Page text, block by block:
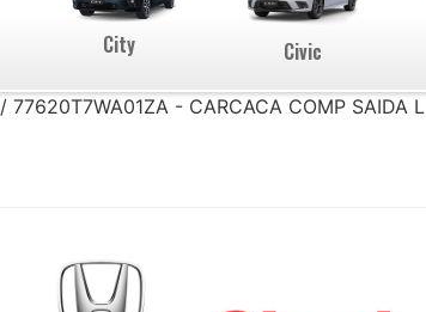
City Civic
/ 77620T7WA01ZA - CARCACA COMP SAIDA L